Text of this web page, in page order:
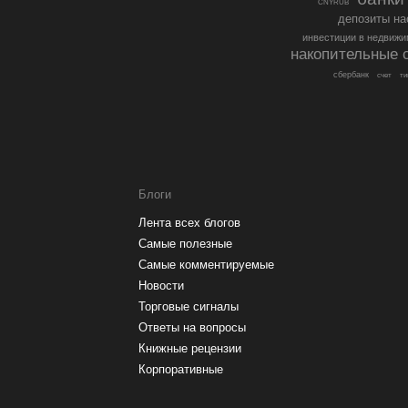
CNYRUB
депозиты
инвестиции в
накопительные
сбербанк счет
Блоги
Лента всех блогов
Самые полезные
Самые комментируемые
Новости
Торговые сигналы
Ответы на вопросы
Книжные рецензии
Корпоративные